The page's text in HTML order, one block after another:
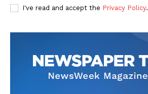
SUBSCRIBE NOW
Company
I've read and accept the Privacy Policy.